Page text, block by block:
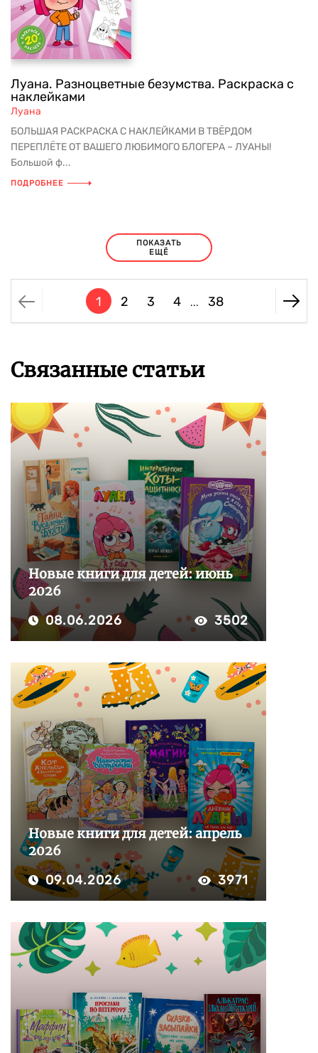
Луана. Разноцветные безумства. Раскраска с
наклейками
Луана
БОЛЬШАЯ РАСКРАСКА С НАКЛЕЙКАМИ В ТВЁРДОМ
ПЕРЕПЛЁТЕ ОТ ВАШЕГО ЛЮБИМОГО БЛОГЕРА – ЛУАНЫ!
Большой ф...
ПОДРОБНЕЕ
ПОКАЗАТЬ
ЕЩЁ
1 2 3 4 ... 38
Связанные статьи
Новые книги для детей: июнь
2026
08.06.2026 3502
Новые книги для детей: апрель
2026
09.04.2026 3971